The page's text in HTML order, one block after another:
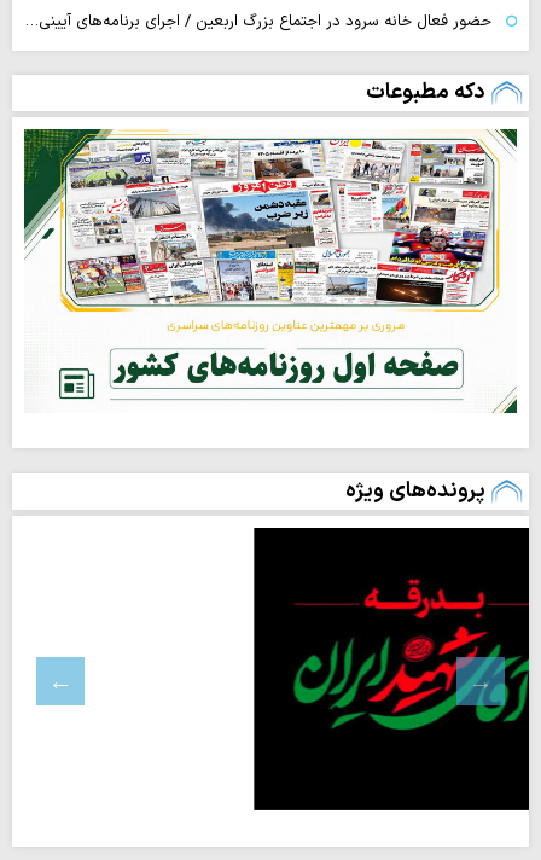
حضور فعال خانه سرود در اجتماع بزرگ اربعین / اجرای برنامه‌های آیینی…
دکه مطبوعات
پرونده‌های ویژه